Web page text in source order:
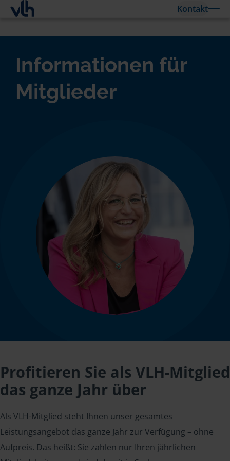
Kontakt
Informationen für
Mitglieder
Profitieren Sie als VLH-Mitglied
das ganze Jahr über
Als VLH-Mitglied steht Ihnen unser gesamtes
Leistungsangebot das ganze Jahr zur Verfügung – ohne
Aufpreis. Das heißt: Sie zahlen nur Ihren jährlichen